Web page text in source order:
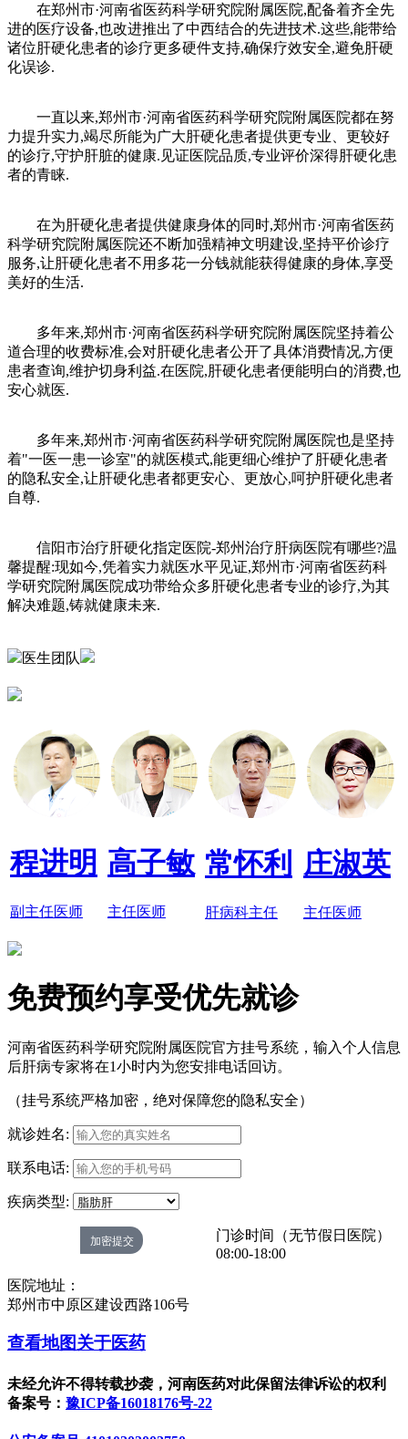
在郑州市·河南省医药科学研究院附属医院,配备着齐全先
进的医疗设备,也改进推出了中西结合的先进技术.这些,能带给
诸位肝硬化患者的诊疗更多硬件支持,确保疗效安全,避免肝硬
化误诊.
一直以来,郑州市·河南省医药科学研究院附属医院都在努
力提升实力,竭尽所能为广大肝硬化患者提供更专业、更较好
的诊疗,守护肝脏的健康.见证医院品质,专业评价深得肝硬化患
者的青睐.
在为肝硬化患者提供健康身体的同时,郑州市·河南省医药
科学研究院附属医院还不断加强精神文明建设,坚持平价诊疗
服务,让肝硬化患者不用多花一分钱就能获得健康的身体,享受
美好的生活.
多年来,郑州市·河南省医药科学研究院附属医院坚持着公
道合理的收费标准,会对肝硬化患者公开了具体消费情况,方便
患者查询,维护切身利益.在医院,肝硬化患者便能明白的消费,也
安心就医.
多年来,郑州市·河南省医药科学研究院附属医院也是坚持
着"一医一患一诊室"的就医模式,能更细心维护了肝硬化患者
的隐私安全,让肝硬化患者都更安心、更放心,呵护肝硬化患者
自尊.
信阳市治疗肝硬化指定医院-郑州治疗肝病医院有哪些?温
馨提醒:现如今,凭着实力就医水平见证,郑州市·河南省医药科
学研究院附属医院成功带给众多肝硬化患者专业的诊疗,为其
解决难题,铸就健康未来.
医生团队
程进明
副主任医师
高子敏
主任医师
常怀利
肝病科主任
庄淑英
主任医师
免费预约享受优先就诊
河南省医药科学研究院附属医院官方挂号系统，输入个人信息
后肝病专家将在1小时内为您安排电话回访。
（挂号系统严格加密，绝对保障您的隐私安全）
就诊姓名:
联系电话:
疾病类型:
门诊时间（无节假日医院）
08:00-18:00
医院地址：
郑州市中原区建设西路106号
查看地图关于医药
未经允许不得转载抄袭，河南医药对此保留法律诉讼的权利
备案号： 豫ICP备16018176号-22